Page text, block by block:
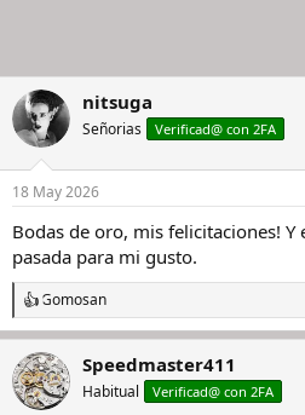
nitsuga
Señorias Verificad@ con 2FA
18 May 2026
Bodas de oro, mis felicitaciones!
pasada para mi gusto.
R
e
a
c
c
i
Gomosan
Speedmaster411
Habitual Verificad@ con 2FA